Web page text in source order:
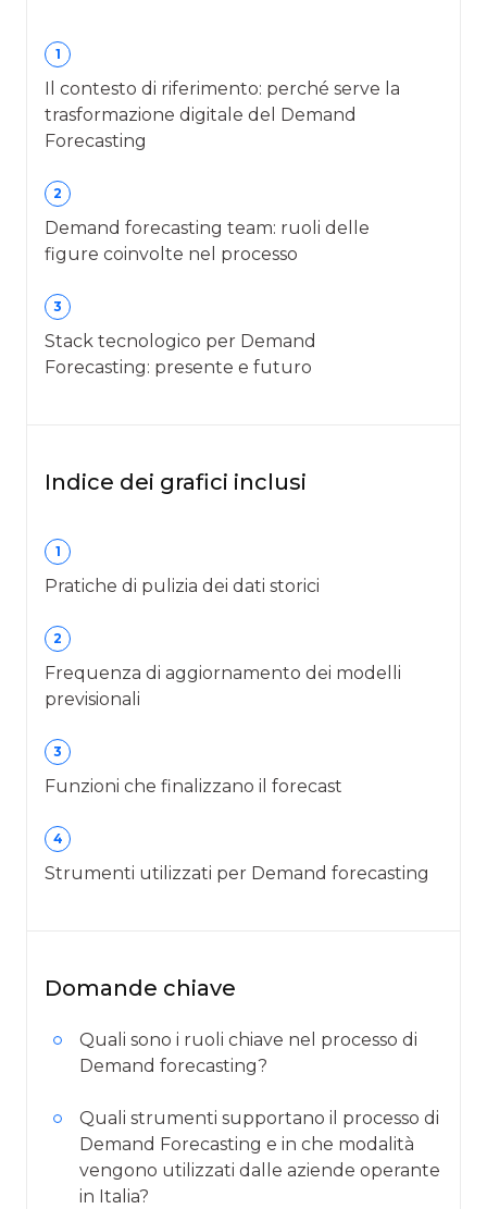
1
Il contesto di riferimento: perché serve la
trasformazione digitale del Demand
Forecasting
2
Demand forecasting team: ruoli delle
figure coinvolte nel processo
3
Stack tecnologico per Demand
Forecasting: presente e futuro
Indice dei grafici inclusi
1
Pratiche di pulizia dei dati storici
2
Frequenza di aggiornamento dei modelli
previsionali
3
Funzioni che finalizzano il forecast
4
Strumenti utilizzati per Demand forecasting
Domande chiave
Quali sono i ruoli chiave nel processo di
Demand forecasting?
Quali strumenti supportano il processo di
Demand Forecasting e in che modalità
vengono utilizzati dalle aziende operante
in Italia?